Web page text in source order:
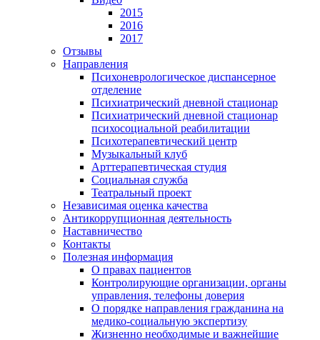
2015
2016
2017
Отзывы
Направления
Психоневрологическое диспансерное
отделение
Психиатрический дневной стационар
Психиатрический дневной стационар
психосоциальной реабилитации
Психотерапевтический центр
Музыкальный клуб
Арттерапевтическая студия
Социальная служба
Театральный проект
Независимая оценка качества
Антикоррупционная деятельность
Наставничество
Контакты
Полезная информация
О правах пациентов
Контролирующие организации, органы
управления, телефоны доверия
О порядке направления гражданина на
медико-социальную экспертизу
Жизненно необходимые и важнейшие